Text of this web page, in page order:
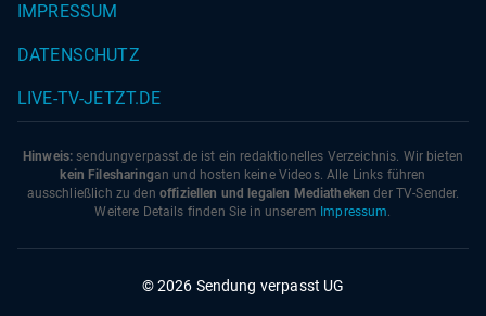
IMPRESSUM
DATENSCHUTZ
LIVE-TV-JETZT.DE
Hinweis: sendungverpasst.de ist ein redaktionelles Verzeichnis. Wir bieten
kein Filesharingan und hosten keine Videos. Alle Links führen
ausschließlich zu den offiziellen und legalen Mediatheken der TV-Sender.
Weitere Details finden Sie in unserem Impressum.
© 2026 Sendung verpasst UG